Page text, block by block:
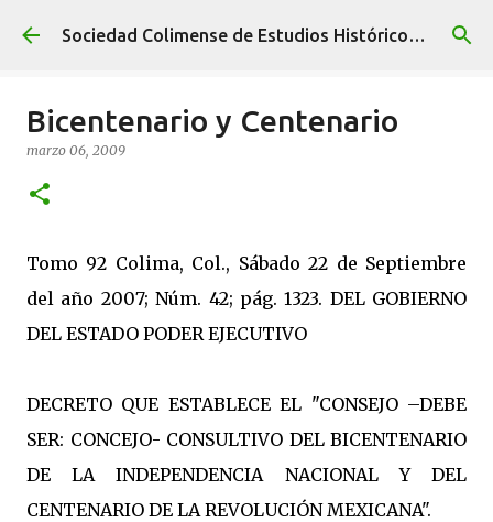
Ir al contenido principal Sociedad Colimense de Estudios Históricos A. C.
Bicentenario y Centenario
marzo 06, 2009
Tomo 92 Colima, Col., Sábado 22 de Septiembre
del año 2007; Núm. 42; pág. 1323. DEL GOBIERNO
DEL ESTADO PODER EJECUTIVO
DECRETO QUE ESTABLECE EL "CONSEJO –DEBE
SER: CONCEJO- CONSULTIVO DEL BICENTENARIO
DE LA INDEPENDENCIA NACIONAL Y DEL
CENTENARIO DE LA REVOLUCIÓN MEXICANA".